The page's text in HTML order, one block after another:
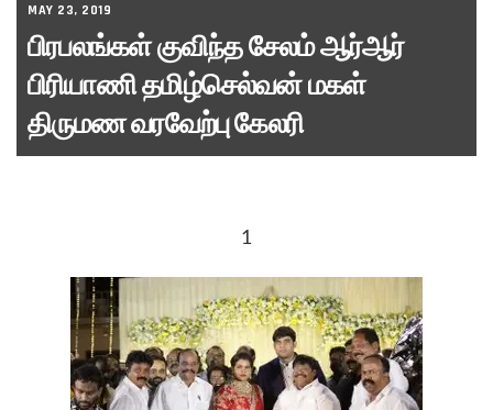
MAY 23, 2019
பிரபலங்கள் குவிந்த சேலம் ஆர்ஆர்
பிரியாணி தமிழ்செல்வன் மகள்
திருமண வரவேற்பு கேலரி
1